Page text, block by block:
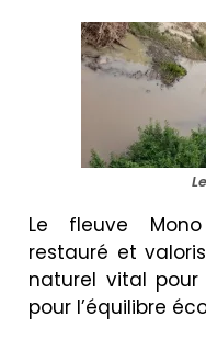
Le fleuve
restauré et
naturel vital
pour l’équilibre